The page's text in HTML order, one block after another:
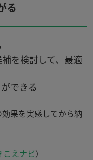
る
を検討して、最適
できる
果を実感してから納
こえナビ）